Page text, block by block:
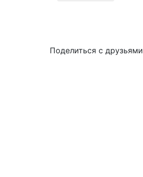
Поделиться с друзьями